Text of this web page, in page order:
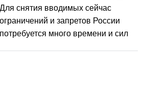
Для снятия вводимых сейчас
ограничений и запретов России
потребуется много времени и сил